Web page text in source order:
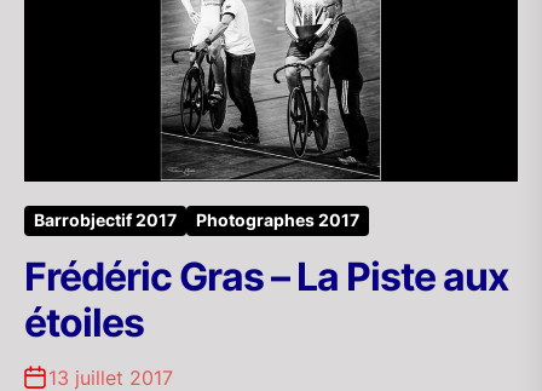
Barrobjectif 2017 Photographes 2017
Frédéric Gras – La Piste aux
étoiles
13 juillet 2017